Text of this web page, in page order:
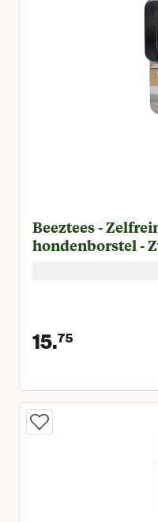
Beeztees -
hondenborstel -
15.75
Huidige